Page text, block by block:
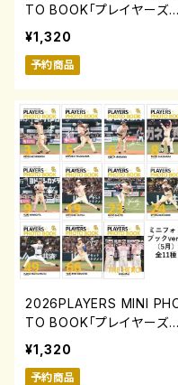
TO BOOK「プレイヤーズミ
ニフォトブック」ver.4(7月)
0731-0817
¥1,320
予約商品
2026PLAYERS MINI
TO BOOK「プレイヤーズミ
ニフォトブック」ver.2(5月)
0731-0817
¥1,320
予約商品